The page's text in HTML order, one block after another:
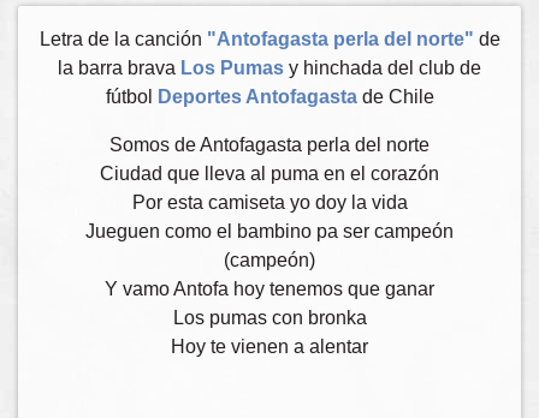
Letra de la canción "Antofagasta perla del norte" de
la barra brava Los Pumas y hinchada del club de
fútbol
Deportes Antofagastade Chile
Somos de Antofagasta perla del norte
Ciudad que lleva al puma en el corazón
Por esta camiseta yo doy la vida
Jueguen como el bambino pa ser campeón
(campeón)
Y vamo Antofa hoy tenemos que ganar
Los pumas con bronka
Hoy te vienen a alentar